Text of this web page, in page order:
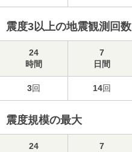
震度3以上の地震観測回数
24
時間
7
日間
3回 14回
震度規模の最大
24
7